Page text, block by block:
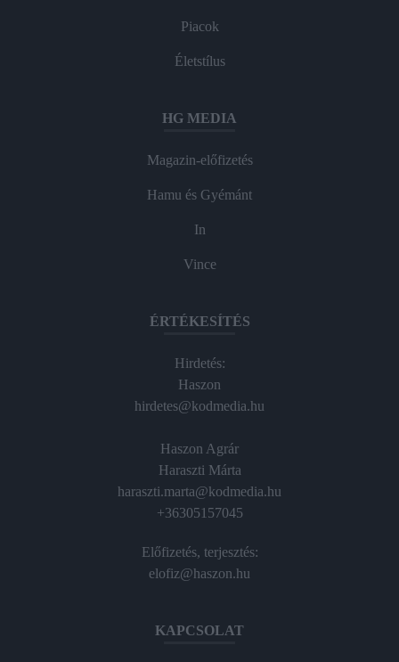
Piacok
Életstílus
HG MEDIA
Magazin-előfizetés
Hamu és Gyémánt
In
Vince
ÉRTÉKESÍTÉS
Hirdetés:
Haszon
hirdetes@kodmedia.hu
Haszon Agrár
Haraszti Márta
haraszti.marta@kodmedia.hu
+36305157045
Előfizetés, terjesztés:
elofiz@haszon.hu
KAPCSOLAT